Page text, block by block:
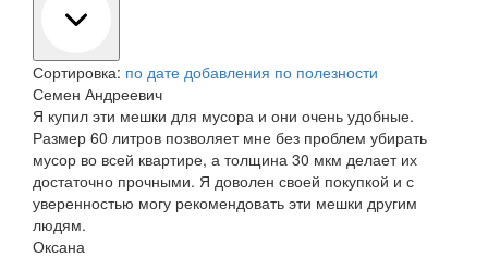
Сортировка: по дате добавления по полезности
Семен Андреевич
Я купил эти мешки для мусора и они очень удобные.
Размер 60 литров позволяет мне без проблем убирать
мусор во всей квартире, а толщина 30 мкм делает их
достаточно прочными. Я доволен своей покупкой и с
уверенностью могу рекомендовать эти мешки другим
людям.
Оксана